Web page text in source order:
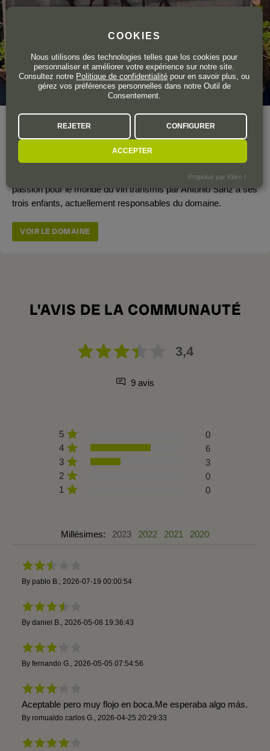
Année de création
Surface totale du vignoble 40 ha.
180.000 bouteilles
Viña Zorzal a été fondée en 1989, fruit des efforts et de la
passion pour le monde du vin transmis par Antonio Sanz à ses
trois enfants, actuellement responsables du domaine.
VOIR LE DOMAINE
L'AVIS DE LA COMMUNAUTÉ
3,4
9 avis
5
0
4
6
3
3
2
0
1
0
Millésimes: 2023 2022 2021 2020
By pablo B. 2026-07-19 00:00:54
By daniel B. 2026-05-08 19:36:43
By fernando G. 2026-05-05 07:54:56
Aceptable pero muy flojo en boca.Me esperaba algo más.
By romualdo carlos G. 2026-04-25 20:29:33
COOKIES
Nous utilisons des technologies telles que los cookies pour
personnaliser et améliorer votre expérience sur notre site.
Consultez notre Politique de confidentialité pour en savoir plus, ou
gérez vos préférences personnelles dans notre Outil de
Consentement.
REJETER CONFIGURER
ACCEPTER
Propulsé par Klaro !